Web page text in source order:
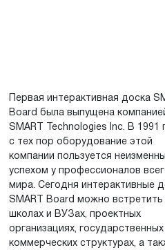
Первая интерактивная доска
Board была выпущена
SMART Technologies Inc. В 1991
с тех пор оборудование этой
компании пользуется
успехом у профессионалов
мира. Сегодня интерактивные
SMART Board можно встретить
школах и ВУЗах, проектных
организациях, государственных
коммерческих структурах, а